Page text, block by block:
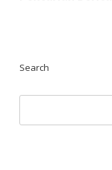
Search